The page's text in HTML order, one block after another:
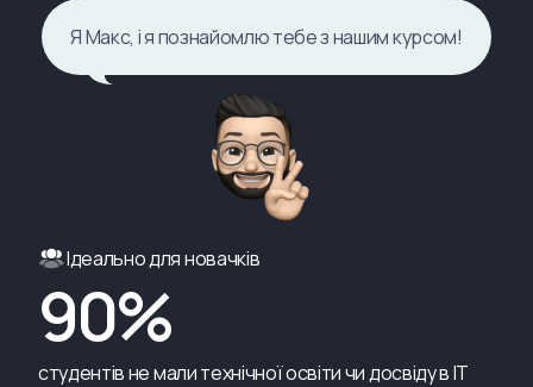
Я Макс, і я познайомлю тебе з нашим курсом!
Ідеально для новачків
90%
студентів не мали технічної освіти чи досвіду в ІТ